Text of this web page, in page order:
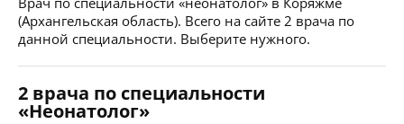
(Архангельская область). Всего на сайте 2 врача по
данной специальности. Выберите нужного.
2 врача по специальности
«Неонатолог»